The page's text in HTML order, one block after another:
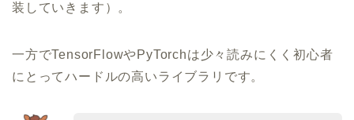
装していきます）。
一方でTensorFlowやPyTorchは少々読みにくく初心者
にとってハードルの高いライブラリです。